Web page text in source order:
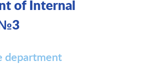
of Internal
№3
department